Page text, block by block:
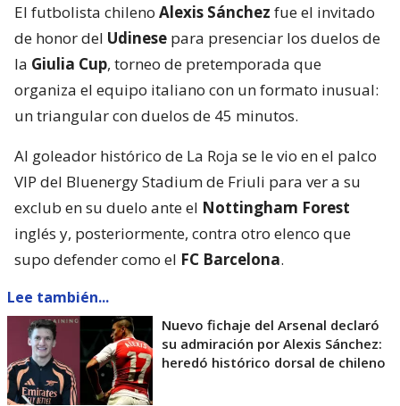
El futbolista chileno Alexis Sánchez fue el invitado
de honor del Udinese para presenciar los duelos de
la Giulia Cup, torneo de pretemporada que
organiza el equipo italiano con un formato inusual:
un triangular con duelos de 45 minutos.
Al goleador histórico de La Roja se le vio en el palco
VIP del Bluenergy Stadium de Friuli para ver a su
exclub en su duelo ante el Nottingham Forest
inglés y, posteriormente, contra otro elenco que
supo defender como el FC Barcelona.
Lee también...
Nuevo fichaje del Arsenal declaró
su admiración por Alexis Sánchez:
heredó histórico dorsal de chileno